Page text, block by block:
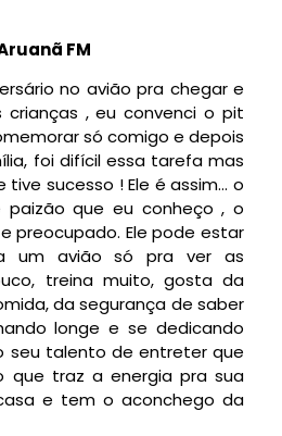
FM
no avião pra chegar e
, eu convenci o pit
só comigo e depois
foi difícil essa tarefa mas
sucesso ! Ele é assim… o
que eu conheço , o
preocupado. Ele pode estar
um avião só pra ver as
treina muito, gosta da
da segurança de saber
longe e se dedicando
seu talento de entreter que
traz a energia pra sua
e tem o aconchego da